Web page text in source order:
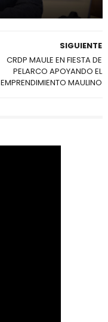
SIGUIENTE
CRDP MAULE EN FIESTA DE
PELARCO APOYANDO EL
EMPRENDIMIENTO MAULINO